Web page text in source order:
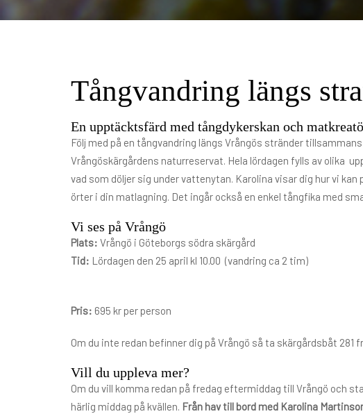
Tångvandring längs
En upptäcktsfärd med tångdykerskan och
Följ med på en tångvandring längs Vrångös stränder
Vrångöskärgårdens naturreservat. Hela lördagen fylls av olika
vad som döljer sig under vattenytan. Karolina visar dig hur vi
örter i din matlagning. Det ingår också en enkel tångfika med
Vi ses på Vrångö
Plats: Vrångö i Göteborgs södra skärgård
Tid: Lördagen den 25 april kl 10.00 (vandring ca 2 tim)
Pris: 695 kr per person
Om du inte redan befinner dig på Vrångö så ta skärgårdsbåt 281
Vill du uppleva mer?
Om du vill komma redan på fredag eftermiddag till Vrångö och
härlig middag på kvällen. Från hav till bord med Karolina